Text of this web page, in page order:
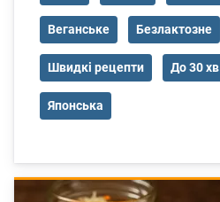
Веганське Безлактозне
Швидкі рецепти До 30 хв
Японська